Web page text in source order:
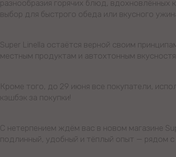
разнообразия горячих блюд,
выбор для быстрого обеда или вкусного
Super Linella остаётся верной своим
местным продуктам и автохтонным
Кроме того, до 29 июня все покупатели,
кэшбэк за покупки!
С нетерпением ждём вас в новом магазине
подлинный, удобный и тёплый опыт — рядом